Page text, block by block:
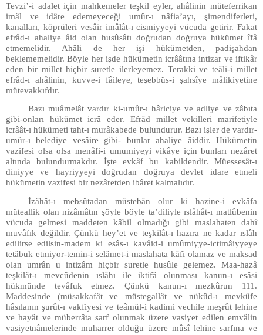
Tevzi’-i adalet için mahkemeler teşkil eyler, ahâlinin müteferrikan
imâl ve idâre edemeyeceği umûr-ı nâfia’ayı, şimendiferleri,
kanalları, köprüleri vesâir imâlât-ı cismiyyeyi vücuda getirir. Fakat
efrâd-ı ahaliye âid olan husûsâtı doğrudan doğruya hükümet îfâ
etmemelidir. Ahâli de her işi hükümetden, padişahdan
beklememelidir. Böyle her işde hükümetin icrââtına intizar ve iftikâr
eden bir millet hiçbir suretle ilerleyemez. Terakki ve teâli-i millet
efrâd-ı ahâlinin, kuvve-i fâileye, teşebbüs-i şahsîye mâlikiyetine
mütevakkıfdır.
Bazı muâmelât vardır ki-umûr-ı hâriciye ve adliye ve zâbıta
gibi-onları hükümet icrâ eder. Efrâd millet vekilleri marifetiyle
icrâât-ı hükümeti taht-ı murâkabede bulundurur. Bazı işler de vardır-
umûr-ı belediye vesâire gibi- bunlar ahaliye âiddir. Hükümetin
vazifesi olsa olsa menâfi-i umumiyeyi vikâye için bunları nezâret
altında bulundurmakdır. İşte evkâf bu kabildendir. Müessesât-ı
diniyye ve hayriyyeyi doğrudan doğruya devlet idare etmeli
hükümetin vazifesi bir nezâretden ibâret kalmalıdır.
İzâhât-ı mebsûtadan müstebân olur ki hazine-i evkâfa
müteallik olan nizâmâtın şöyle böyle ta’diliyle ıslâhât-ı matlûbenin
vücuda gelmesi maddeten kâbil olmadığı gibi maslahaten dahî
muvâfık değildir. Çünkü hey’et ve teşkilât-ı hazıra ne kadar ıslâh
edilirse edilsin-madem ki esâs-ı kavâid-i umûmiyye-ictimâiyyeye
tetâbuk etmiyor-temin-i selâmet-i maslahata kâfi olamaz ve maksad
olan umrân u intizâm hiçbir suretle husûle gelemez. Maa-hazâ
teşkilât-ı mevcûdenin ıslâhı ile iktifâ olunması kanun-ı esâsi
hükmünde tevâfuk etmez. Çünkü kanun-ı mezkûrun 111.
Maddesinde (müsakkafât ve müstegallât ve nükûd-ı mevkûfe
hâsılanın şurût-ı vakfiyesi ve teâmül-i kadimi vechile meşrût lehine
ve hayât ve müberrâta sarf olunmak üzere vasiyet edilen emvâlin
vasiyetnâmelerinde muharrer olduğu üzere mûsî lehine sarfına ve